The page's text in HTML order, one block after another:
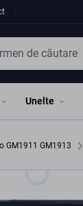
Unelte
GM1911 GM1913